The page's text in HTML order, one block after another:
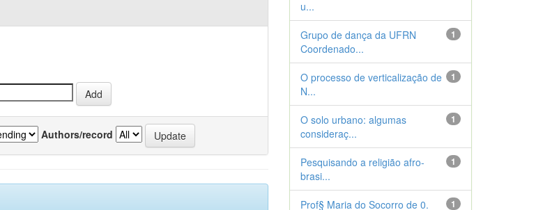
Authors/record
u...
1
Grupo de dança da UFRN
Coordenado...
1
O processo de verticalização de
N...
1
O solo urbano: algumas
consideraç...
1
Pesquisando a religião afro-
brasi...
1
Prof§ Maria do Socorro de 0.